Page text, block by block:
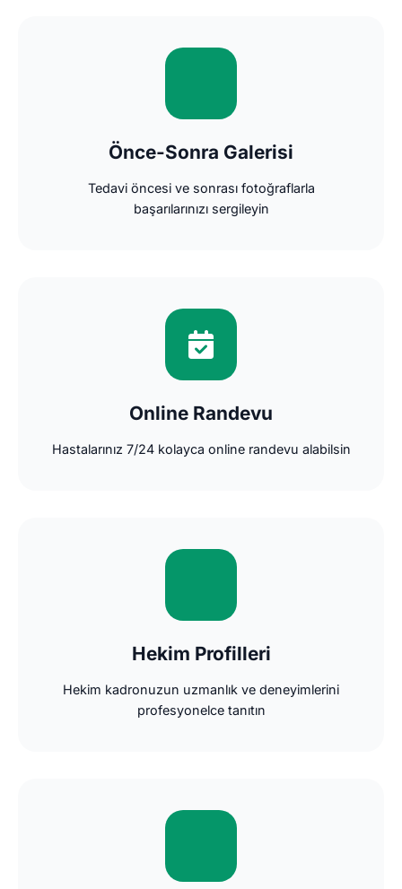
Önce-Sonra Galerisi
Tedavi öncesi ve sonrası fotoğraflarla
başarılarınızı sergileyin
Online Randevu
Hastalarınız 7/24 kolayca online randevu alabilsin
Hekim Profilleri
Hekim kadronuzun uzmanlık ve deneyimlerini
profesyonelce tanıtın